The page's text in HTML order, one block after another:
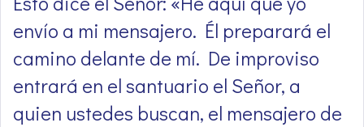
envío a mi mensajero. Él preparará el
camino delante de mí. De improviso
entrará en el santuario el Señor, a
quien ustedes buscan, el mensajero de